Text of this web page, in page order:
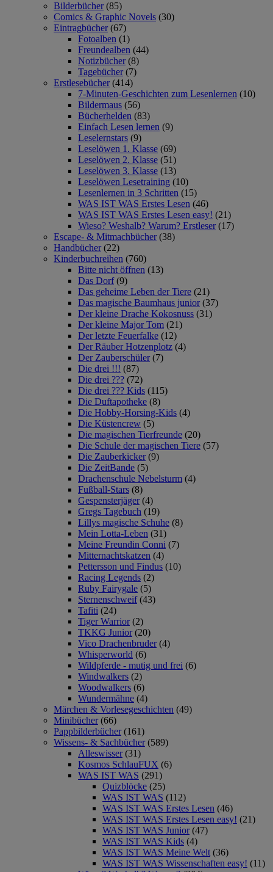
Bilderbücher (85)
Comics & Graphic Novels (30)
Eintragbücher (67)
Fotoalben (1)
Freundealben (44)
Notizbücher (8)
Tagebücher (7)
Erstlesebücher (414)
7-Minuten-Geschichten zum Lesenlernen (10)
Bildermaus (56)
Bücherhelden (83)
Einfach Lesen lernen (9)
Leselernstars (9)
Leselöwen 1. Klasse (69)
Leselöwen 2. Klasse (51)
Leselöwen 3. Klasse (13)
Leselöwen Lesetraining (10)
Lesenlernen in 3 Schritten (15)
WAS IST WAS Erstes Lesen (46)
WAS IST WAS Erstes Lesen easy! (21)
Wieso? Weshalb? Warum? Erstleser (17)
Escape- & Mitmachbücher (38)
Handbücher (22)
Kinderbuchreihen (760)
Bitte nicht öffnen (13)
Das Dorf (9)
Das geheime Leben der Tiere (21)
Das magische Baumhaus junior (37)
Der kleine Drache Kokosnuss (31)
Der kleine Major Tom (21)
Der letzte Feuerfalke (12)
Der Räuber Hotzenplotz (4)
Der Zauberschüler (7)
Die drei !!! (87)
Die drei ??? (72)
Die drei ??? Kids (115)
Die Duftapotheke (8)
Die Hobby-Horsing-Kids (4)
Die Küstencrew (5)
Die magischen Tierfreunde (20)
Die Schule der magischen Tiere (57)
Die Zauberkicker (9)
Die ZeitBande (5)
Drachenschule Nebelsturm (4)
Fußball-Stars (8)
Gespensterjäger (4)
Gregs Tagebuch (19)
Lillys magische Schuhe (8)
Mein Lotta-Leben (31)
Meine Freundin Conni (7)
Mitternachtskatzen (4)
Pettersson und Findus (10)
Racing Legends (2)
Ruby Fairygale (5)
Sternenschweif (43)
Tafiti (24)
Tiger Warrior (2)
TKKG Junior (20)
Vico Drachenbruder (4)
Whisperworld (6)
Wildpferde - mutig und frei (6)
Windwalkers (2)
Woodwalkers (6)
Wundermähne (4)
Märchen & Vorlesegeschichten (49)
Minibücher (66)
Pappbilderbücher (161)
Wissens- & Sachbücher (589)
Alleswisser (31)
Kosmos SchlauFUX (6)
WAS IST WAS (291)
Quizblöcke (25)
WAS IST WAS (112)
WAS IST WAS Erstes Lesen (46)
WAS IST WAS Erstes Lesen easy! (21)
WAS IST WAS Junior (47)
WAS IST WAS Kids (4)
WAS IST WAS Meine Welt (36)
WAS IST WAS Wissenschaften easy! (11)